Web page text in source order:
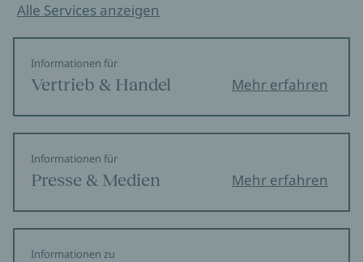
Alle Services anzeigen
Informationen für
Vertrieb & Handel Mehr erfahren
Informationen für
Presse & Medien Mehr erfahren
Informationen zu